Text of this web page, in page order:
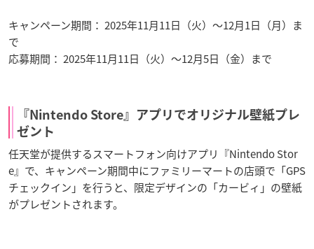
キャンペーン期間： 2025年11月11日（火）〜12月1日（月）ま
で
応募期間： 2025年11月11日（火）〜12月5日（金）まで
『Nintendo Store』アプリでオリジナル壁紙プレ
ゼント
任天堂が提供するスマートフォン向けアプリ『Nintendo Stor
e』で、キャンペーン期間中にファミリーマートの店頭で「GPS
チェックイン」を行うと、限定デザインの「カービィ」の壁紙
がプレゼントされます。